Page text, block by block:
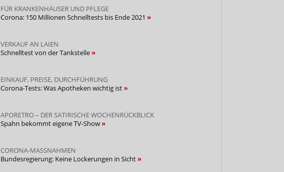
FÜR KRANKENHÄUSER UND PFLEGE
Corona: 150 Millionen Schnelltests bis Ende 2021
VERKAUF AN LAIEN
Schnelltest von der Tankstelle
EINKAUF, PREISE, DURCHFÜHRUNG
Corona-Tests: Was Apotheken wichtig ist
APORETRO – DER SATIRISCHE WOCHENRÜCKBLICK
Spahn bekommt eigene TV-Show
CORONA-MASSNAHMEN
Bundesregierung: Keine Lockerungen in Sicht